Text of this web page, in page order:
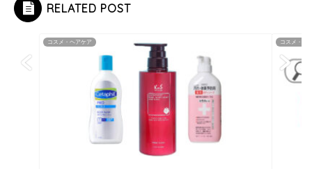
RELATED POST
コスメ・ヘアケア コスメ・ヘ